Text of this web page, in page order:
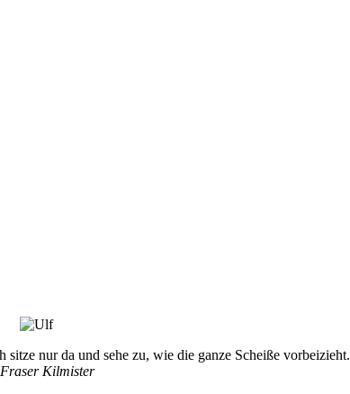
nur da und sehe zu, wie die ganze Scheiße vorbeizieht.
Kilmister